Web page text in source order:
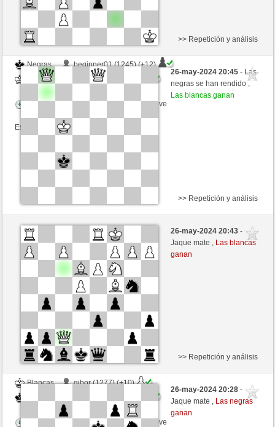
Negras
beginner01 (1245) (+12)
Blancas
Agopino (1150) (-12)
Tiempo: 6 minutes/side + 3 seconds/move
Esta partida es por puntos
>> Repetición y análisis
26-may-2024 20:45- Las
negras se han rendido ,
Las blancas ganan
Negras
Katismart (1168) (-18)
Blancas
Agopino (1126) (+24)
Tiempo: 6 minutes/side + 3 seconds/move
Esta partida es por puntos
>> Repetición y análisis
26-may-2024 20:43-
Jaque mate , Las blancas
ganan
Blancas
gibor (1277) (+10)
Tiempo: 6 minutes/side + 3 seconds/move
>> Repetición y análisis
26-may-2024 20:28-
Jaque mate , Las negras
ganan